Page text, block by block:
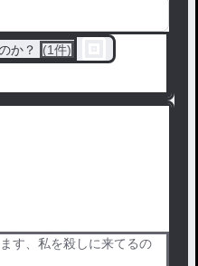
か？
(1件)
す、私を殺しに来てるの